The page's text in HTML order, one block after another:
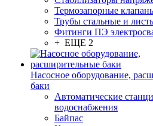
Термозапорные
Трубы стальные и
Фитинги ПЭ
+ ЕЩЕ 2
Насосное оборудование,
баки
Автоматические
водоснабжения
Байпас